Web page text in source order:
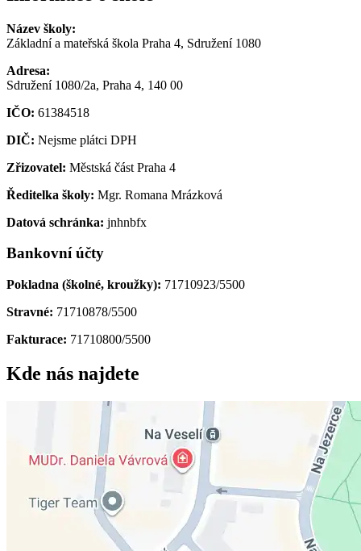
Název školy:
Základní a mateřská škola Praha 4, Sdružení 1080
Adresa:
Sdružení 1080/2a, Praha 4, 140 00
IČO: 61384518
DIČ: Nejsme plátci DPH
Zřizovatel: Městská část Praha 4
Ředitelka školy: Mgr. Romana Mrázková
Datová schránka: jnhnbfx
Bankovní účty
Pokladna (školné, kroužky): 71710923/5500
Stravné: 71710878/5500
Fakturace: 71710800/5500
Kde nás najdete